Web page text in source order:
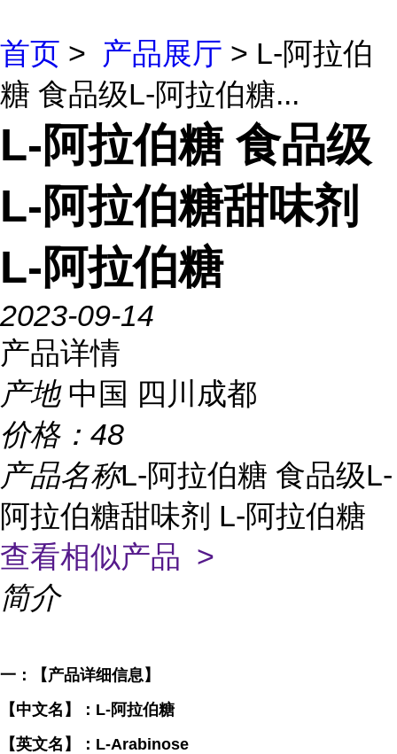
首页 > 产品展厅 > L-阿拉伯
糖 食品级L-阿拉伯糖...
L-阿拉伯糖 食品级
L-阿拉伯糖甜味剂
L-阿拉伯糖
2023-09-14
产品详情
产地 中国 四川成都
价格： 48
产品名称L-阿拉伯糖 食品级L-
阿拉伯糖甜味剂 L-阿拉伯糖
查看相似产品 >
简介
一：【产品详细信息】
【中文名】：L-阿拉伯糖
【英文名】：L-Arabinose